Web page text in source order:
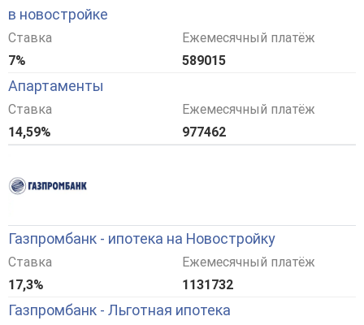
в новостройке
Ставка
7%
Ежемесячный платёж
589015
Апартаменты
Ставка
14,59%
Ежемесячный платёж
977462
Газпромбанк - ипотека на Новостройку
Ставка
17,3%
Ежемесячный платёж
1131732
Газпромбанк - Льготная ипотека